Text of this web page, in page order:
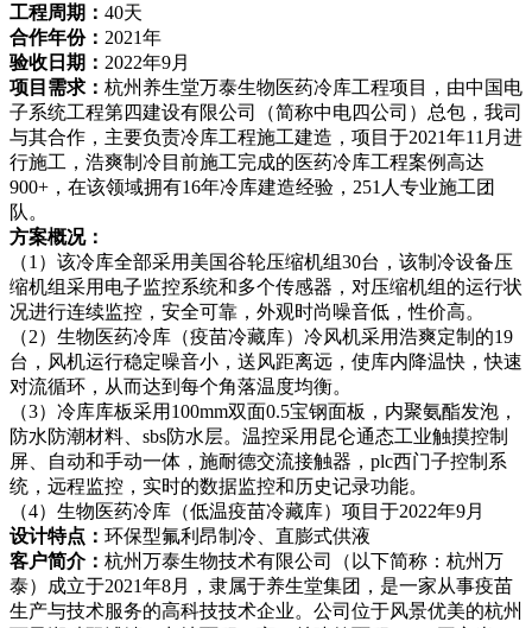
工程周期： 40天
合作年份： 2021年
验收日期： 2022年9月
项目需求： 杭州养生堂万泰生物医药冷库工程项目，由中国电
子系统工程第四建设有限公司（简称中电四公司）总包，我司
与其合作，主要负责冷库工程施工建造，项目于2021年11月进
行施工，浩爽制冷目前施工完成的医药冷库工程案例高达
900+，在该领域拥有16年冷库建造经验，251人专业施工团
队。
方案概况：
（1）该冷库全部采用美国谷轮压缩机组30台，该制冷设备压
缩机组采用电子监控系统和多个传感器，对压缩机组的运行状
况进行连续监控，安全可靠，外观时尚噪音低，性价高。
（2）生物医药冷库（疫苗冷藏库）冷风机采用浩爽定制的19
台，风机运行稳定噪音小，送风距离远，使库内降温快，快速
对流循环，从而达到每个角落温度均衡。
（3）冷库库板采用100mm双面0.5宝钢面板，内聚氨酯发泡，
防水防潮材料、sbs防水层。温控采用昆仑通态工业触摸控制
屏、自动和手动一体，施耐德交流接触器，plc西门子控制系
统，远程监控，实时的数据监控和历史记录功能。
（4）生物医药冷库（低温疫苗冷藏库）项目于2022年9月
设计特点： 环保型氟利昂制冷、直膨式供液
客户简介： 杭州万泰生物技术有限公司（以下简称：杭州万
泰）成立于2021年8月，隶属于养生堂集团，是一家从事疫苗
生产与技术服务的高科技技术企业。公司位于风景优美的杭州